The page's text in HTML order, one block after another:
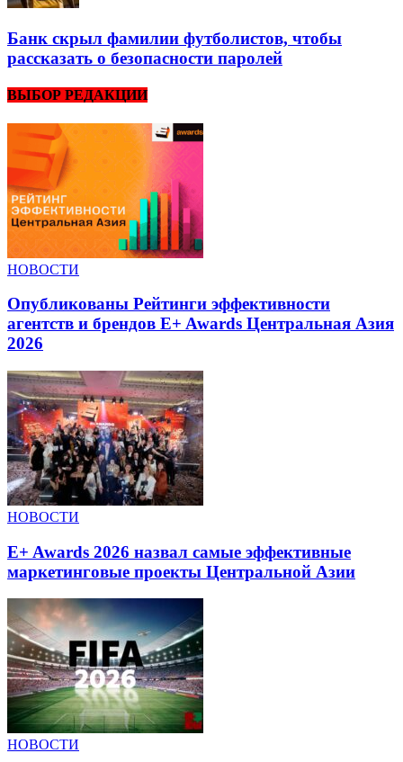
Банк скрыл фамилии футболистов, чтобы
рассказать о безопасности паролей
ВЫБОР РЕДАКЦИИ
НОВОСТИ
Опубликованы Рейтинги эффективности
агентств и брендов E+ Awards Центральная Азия
2026
НОВОСТИ
E+ Awards 2026 назвал самые эффективные
маркетинговые проекты Центральной Азии
НОВОСТИ